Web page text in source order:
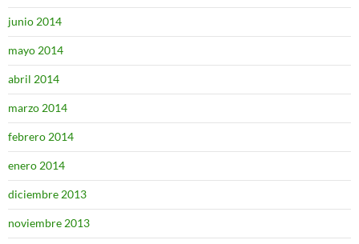
junio 2014
mayo 2014
abril 2014
marzo 2014
febrero 2014
enero 2014
diciembre 2013
noviembre 2013